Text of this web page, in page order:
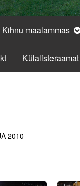
Kihnu maalammas
Külalisteraamat
2010